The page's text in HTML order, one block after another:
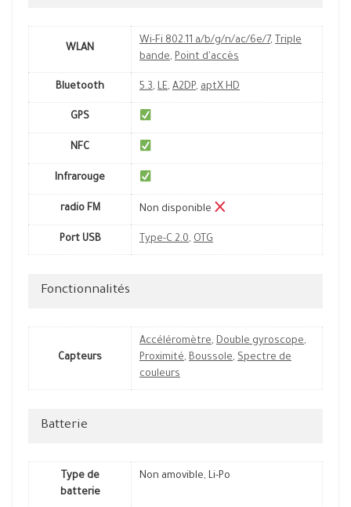
WLAN
Wi-Fi 802.11 a/b/g/n/ac/6e/7, Triple
bande, Point d'accès
Bluetooth 5.3, LE, A2DP, aptX HD
GPS
NFC
Infrarouge
radio FM Non disponible
Port USB Type-C 2.0, OTG
Fonctionnalités
Capteurs
Accéléromètre, Double gyroscope,
Proximité, Boussole, Spectre de
couleurs
Batterie
Type de
batterie
Non amovible, Li-Po